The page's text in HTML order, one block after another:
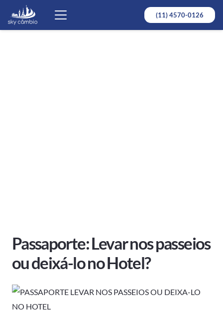
(11) 4570-0126
Passaporte: Levar nos passeios
ou deixá-lo no Hotel?